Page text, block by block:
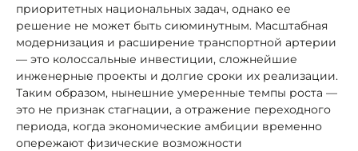
приоритетных национальных задач, однако ее
решение не может быть сиюминутным. Масштабная
модернизация и расширение транспортной артерии
— это колоссальные инвестиции, сложнейшие
инженерные проекты и долгие сроки их реализации.
Таким образом, нынешние умеренные темпы роста —
это не признак стагнации, а отражение переходного
периода, когда экономические амбиции временно
опережают физические возможности